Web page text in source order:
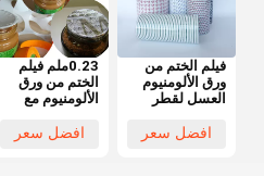
فيلم الختم من
ورق الألومنيوم
العسل لقطر
180mm مع
الغطاء الداخلي
افضل سعر
0.23ملم فيلم
الختم من ورق
الألومنيوم مع
قطر الختم لـ
افضل سعر